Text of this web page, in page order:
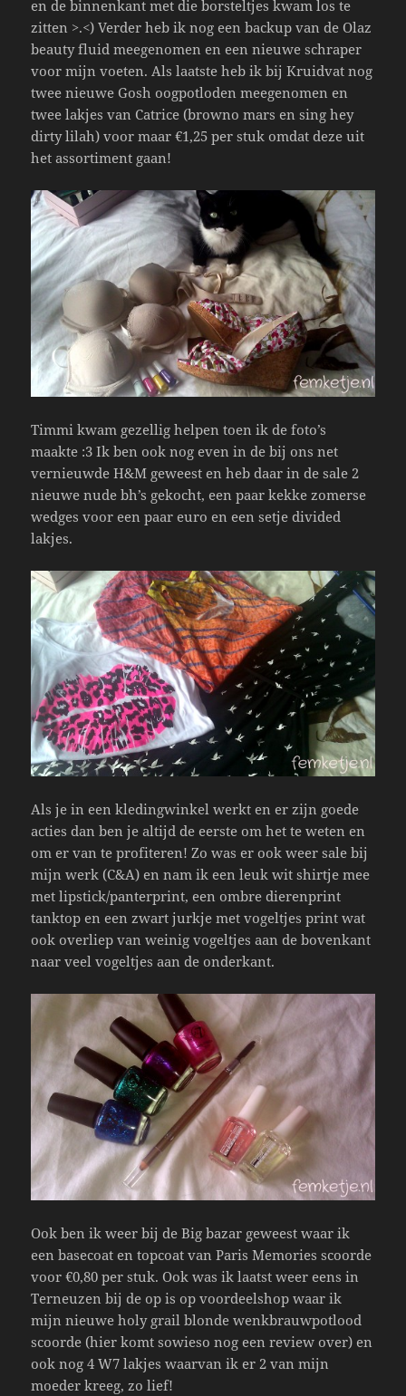
en de binnenkant met die borsteltjes kwam los te
zitten >.<) Verder heb ik nog een backup van de Olaz
beauty fluid meegenomen en een nieuwe schraper
voor mijn voeten. Als laatste heb ik bij Kruidvat nog
twee nieuwe Gosh oogpotloden meegenomen en
twee lakjes van Catrice (browno mars en sing hey
dirty lilah) voor maar €1,25 per stuk omdat deze uit
het assortiment gaan!
Timmi kwam gezellig helpen toen ik de foto’s
maakte :3 Ik ben ook nog even in de bij ons net
vernieuwde H&M geweest en heb daar in de sale 2
nieuwe nude bh’s gekocht, een paar kekke zomerse
wedges voor een paar euro en een setje divided
lakjes.
Als je in een kledingwinkel werkt en er zijn goede
acties dan ben je altijd de eerste om het te weten en
om er van te profiteren! Zo was er ook weer sale bij
mijn werk (C&A) en nam ik een leuk wit shirtje mee
met lipstick/panterprint, een ombre dierenprint
tanktop en een zwart jurkje met vogeltjes print wat
ook overliep van weinig vogeltjes aan de bovenkant
naar veel vogeltjes aan de onderkant.
Ook ben ik weer bij de Big bazar geweest waar ik
een basecoat en topcoat van Paris Memories scoorde
voor €0,80 per stuk. Ook was ik laatst weer eens in
Terneuzen bij de op is op voordeelshop waar ik
mijn nieuwe holy grail blonde wenkbrauwpotlood
scoorde (hier komt sowieso nog een review over) en
ook nog 4 W7 lakjes waarvan ik er 2 van mijn
moeder kreeg, zo lief!